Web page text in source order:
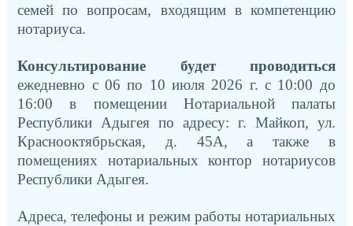
семей по вопросам, входящим в компетенцию
нотариуса.
Консультирование будет проводиться
ежедневно с 06 по 10 июля 2026 г. с 10:00 до
16:00 в помещении Нотариальной палаты
Республики Адыгея по адресу: г. Майкоп, ул.
Краснооктябрьская, д. 45А, а также в
помещениях нотариальных контор нотариусов
Республики Адыгея.
Адреса, телефоны и режим работы нотариальных